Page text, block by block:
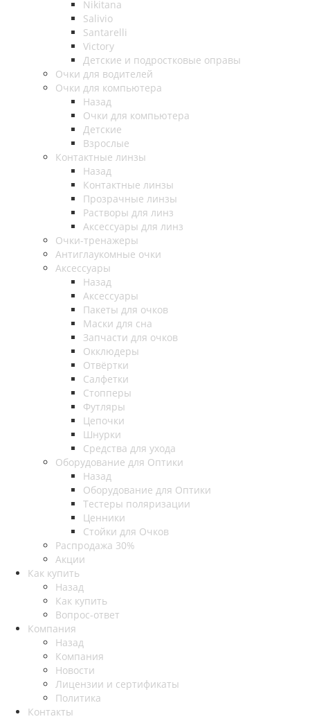
Nikitana
Salivio
Santarelli
Victory
Детские и подростковые оправы
Очки для водителей
Очки для компьютера
Назад
Очки для компьютера
Детские
Взрослые
Контактные линзы
Назад
Контактные линзы
Прозрачные линзы
Растворы для линз
Аксессуары для линз
Очки-тренажеры
Антиглаукомные очки
Аксессуары
Назад
Аксессуары
Пакеты для очков
Маски для сна
Запчасти для очков
Окклюдеры
Отвёртки
Салфетки
Стопперы
Футляры
Цепочки
Шнурки
Средства для ухода
Оборудование для Оптики
Назад
Оборудование для Оптики
Тестеры поляризации
Ценники
Стойки для Очков
Распродажа 30%
Акции
Как купить
Назад
Как купить
Вопрос-ответ
Компания
Назад
Компания
Новости
Лицензии и сертификаты
Политика
Контакты